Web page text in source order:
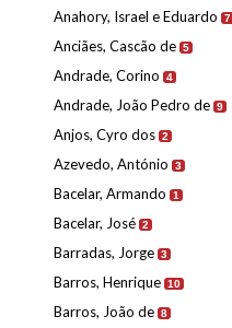
Anahory, Israel e Eduardo 7
Anciães, Cascão de 5
Andrade, Corino 4
Andrade, João Pedro de 9
Anjos, Cyro dos 2
Azevedo, António 3
Bacelar, Armando 1
Bacelar, José 2
Barradas, Jorge 3
Barros, Henrique 10
Barros, João de 8